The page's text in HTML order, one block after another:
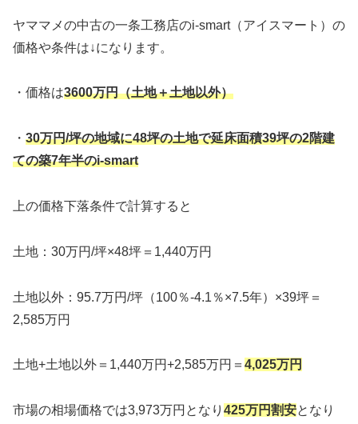
ヤママメの中古の一条工務店のi-smart（アイスマート）の
価格や条件は↓になります。
・価格は3600万円（土地＋土地以外）
・ 30万円/坪の地域に48坪の土地で延床面積39坪の2階建
ての築7年半のi-smart
上の価格下落条件で計算すると
土地：30万円/坪×48坪＝1,440万円
土地以外：95.7万円/坪（100％-4.1％×7.5年）×39坪＝
2,585万円
土地+土地以外＝1,440万円+2,585万円＝ 4,025万円
市場の相場価格では3,973万円となり 425万円割安となり